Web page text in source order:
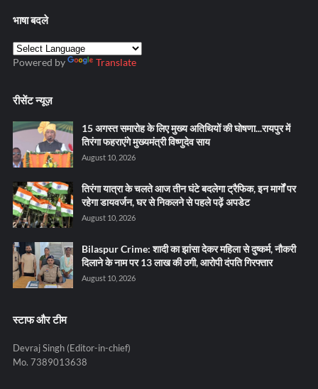
भाषा बदले
Powered by Translate
रीसेंट न्यूज़
15 अगस्त समारोह के लिए मुख्य अतिथियों की घोषणा...रायपुर में
तिरंगा फहराएंगे मुख्यमंत्री विष्णुदेव साय
August 10, 2026
तिरंगा यात्रा के चलते आज तीन घंटे बदलेगा ट्रैफिक, इन मार्गों पर
रहेगा डायवर्जन, घर से निकलने से पहले पढ़ें अपडेट
August 10, 2026
Bilaspur Crime: शादी का झांसा देकर महिला से दुष्कर्म, नौकरी
दिलाने के नाम पर 13 लाख की ठगी, आरोपी दंपति गिरफ्तार
August 10, 2026
स्टाफ और टीम
Devraj Singh (Editor-in-chief)
Mo. 7389013638